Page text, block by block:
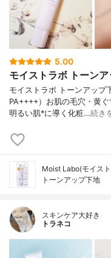
5.00
モイストラボ トーン
モイストラボ トーンアップ
PA++++）お肌の毛穴・黄
明るい肌*に導く化粧…続き
Moist Labo(モイス
トーンアップ下地
スキンケア大好き
トラネコ